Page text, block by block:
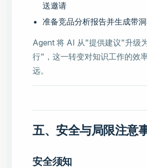
送邀请
准备竞品分析报告并生成带
Agent 将 AI 从"提供建议"升级
行"，这一转变对知识工作的效
远。
五、安全与局限注意
安全须知